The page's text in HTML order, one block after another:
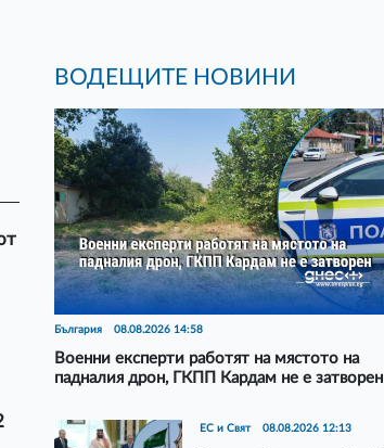
ВОДЕЩИТЕ НОВИНИ
България 08.08.2026 14:58
Военни експерти работят на мястото на
падналия дрон, ГКПП Кардам не е затворен
ЕС и Свят 08.08.2026 12:13